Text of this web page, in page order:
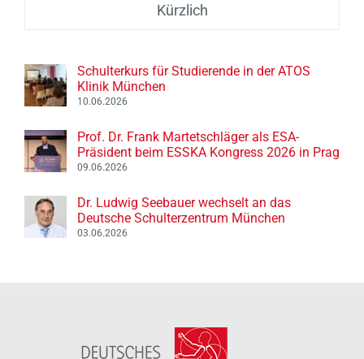
Kürzlich
Schulterkurs für Studierende in der ATOS
Klinik München
10.06.2026
Prof. Dr. Frank Martetschläger als ESA-
Präsident beim ESSKA Kongress 2026 in Prag
09.06.2026
Dr. Ludwig Seebauer wechselt an das
Deutsche Schulterzentrum München
03.06.2026